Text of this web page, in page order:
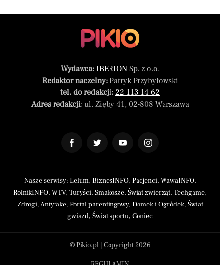
Wydawca: IBERIONSp. z o.o.
Redaktor naczelny:Patryk Przybyłowski
tel. do redakcji: 22 113 14 62
Adres redakcji:ul. Zięby 41, 02-808 Warszawa
Nasze serwisy: Lelum, BiznesINFO, Pacjenci, WawaINFO,
RolnikINFO, WTV, Turyści, Smakosze, Świat zwierząt, Techgame,
Zdrogi,Antyfake, Portal parentingowy, Domek i Ogródek, Świat
gwiazd, Świat sportu, Goniec
© Pikio.pl | Copyright 2026